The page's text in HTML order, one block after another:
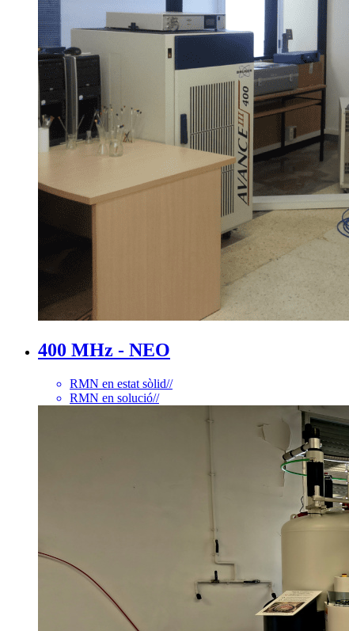
400 MHz - NEO
RMN en estat sòlid//
RMN en solució//